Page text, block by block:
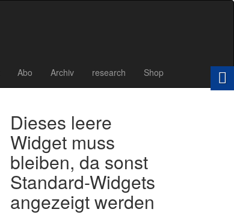
Abo Archiv research Shop
Dieses leere
Widget muss
bleiben, da sonst
Standard-Widgets
angezeigt werden